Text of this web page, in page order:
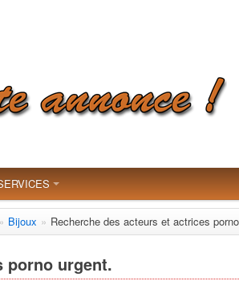
» Bijoux » Recherche des acteurs et actrices
porno urgent.